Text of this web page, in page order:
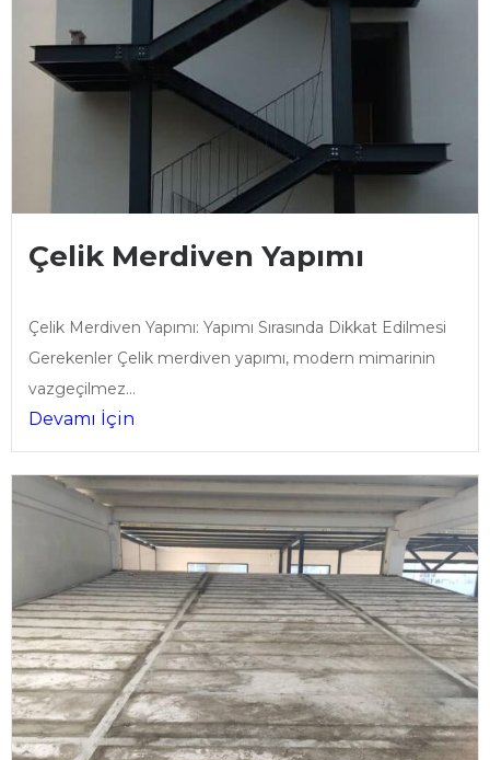
Çelik Merdiven Yapımı
Çelik Merdiven Yapımı: Yapımı Sırasında Dikkat Edilmesi
Gerekenler Çelik merdiven yapımı, modern mimarinin
vazgeçilmez...
Devamı İçin